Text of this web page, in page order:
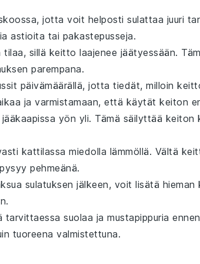
jotta voit helposti sulattaa juuri
astioita tai pakastepusseja.
tilaa, sillä keitto laajenee jäätyessään.
parempana.
päivämäärällä, jotta tiedät, milloin
ja varmistamaan, että käytät keiton
yön yli. Tämä säilyttää keiton
kattilassa miedolla lämmöllä. Vältä
pehmeänä.
sulatuksen jälkeen, voit lisätä hieman
tarvittaessa suolaa ja mustapippuria
tuoreena valmistettuna.